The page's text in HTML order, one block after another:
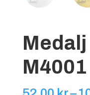
M4001